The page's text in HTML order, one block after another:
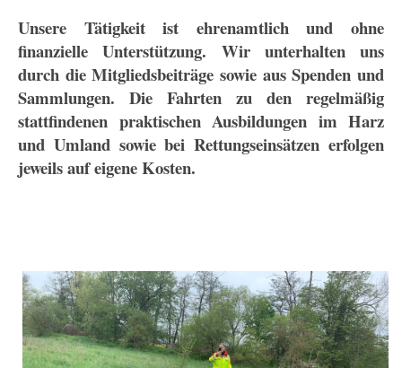
Unsere Tätigkeit ist ehrenamtlich und ohne
finanzielle Unterstützung. Wir unterhalten uns
durch die Mitgliedsbeiträge sowie aus Spenden und
Sammlungen. Die Fahrten zu den regelmäßig
stattfindenen praktischen Ausbildungen im Harz
und Umland sowie bei Rettungseinsätzen erfolgen
jeweils auf eigene Kosten.